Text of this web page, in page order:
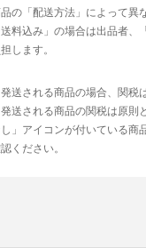
の「配送方法」によって異
料込み」の場合は出品者、
します。
送される商品の場合、関税
送される商品の関税は原則
」アイコンが付いている商
ください。